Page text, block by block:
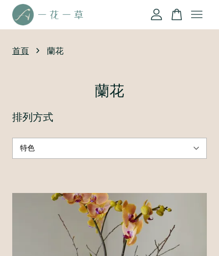
首頁 › 蘭花
蘭花
排列方式
您的購物車目前還是空的。